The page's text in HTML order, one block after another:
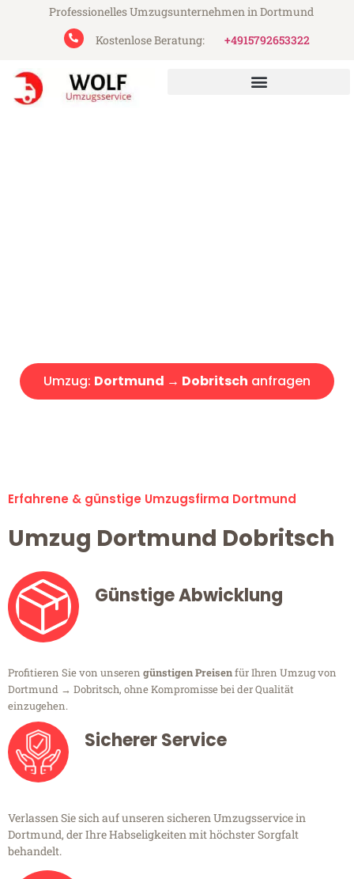
Professionelles Umzugsunternehmen in Dortmund
Kostenlose Beratung:
+4915792653322
Umzug: Dortmund → Dobritsch anfragen
Erfahrene & günstige Umzugsfirma Dortmund
Umzug Dortmund Dobritsch
Günstige Abwicklung
Profitieren Sie von unseren günstigen Preisenfür Ihren Umzug von
Dortmund → Dobritsch, ohne Kompromisse bei der Qualität
einzugehen.
Sicherer Service
Verlassen Sie sich auf unseren sicheren Umzugsservice in
Dortmund, der Ihre Habseligkeiten mit höchster Sorgfalt
behandelt.